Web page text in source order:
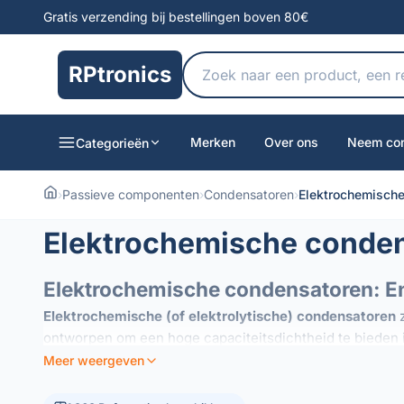
Gratis verzending bij bestellingen boven 80€
RPtronics
Categorieën Merken Over ons Neem
›Passieve componenten›Condensatoren›
Elektrochemische
Elektrochemische condensatoren:
Elektrochemische (of elektrolytische) condensatoren
ontworpen om een ​​hoge capaciteitsdichtheid te
Gebruik en toepassingen
Meer weergeven